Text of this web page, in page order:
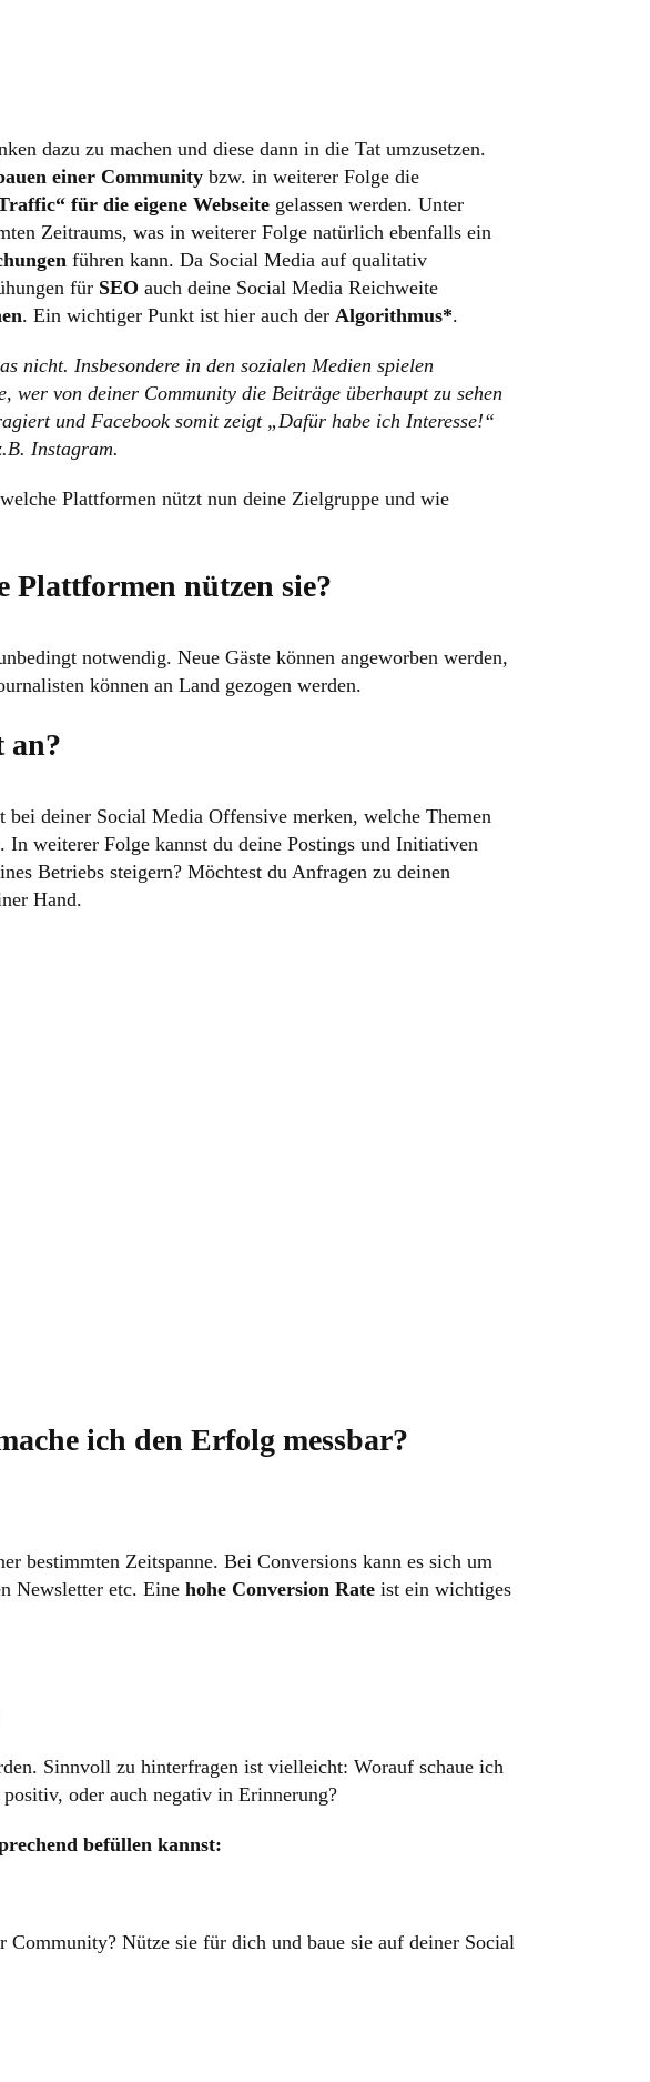
dazu zu machen und diese dann in die Tat umzusetzen.
einer Community bzw. in weiterer Folge die
für die eigene Webseite gelassen werden. Unter
Zeitraums, was in weiterer Folge natürlich ebenfalls ein
führen kann. Da Social Media auf qualitativ
für SEO auch deine Social Media Reichweite
. Ein wichtiger Punkt ist hier auch der Algorithmus*.
nicht. Insbesondere in den sozialen Medien spielen
von deiner Community die Beiträge überhaupt zu sehen
und Facebook somit zeigt „Dafür habe ich Interesse!“
Instagram.
Plattformen nützt nun deine Zielgruppe und wie
Plattformen nützen sie?
notwendig. Neue Gäste können angeworben werden,
können an Land gezogen werden.
an?
deiner Social Media Offensive merken, welche Themen
weiterer Folge kannst du deine Postings und Initiativen
Betriebs steigern? Möchtest du Anfragen zu deinen
Hand.
ich den Erfolg messbar?
bestimmten Zeitspanne. Bei Conversions kann es sich um
Newsletter etc. Eine hohe Conversion Rate ist ein wichtiges
Sinnvoll zu hinterfragen ist vielleicht: Worauf schaue ich
oder auch negativ in Erinnerung?
befüllen kannst:
Nütze sie für dich und baue sie auf deiner Social